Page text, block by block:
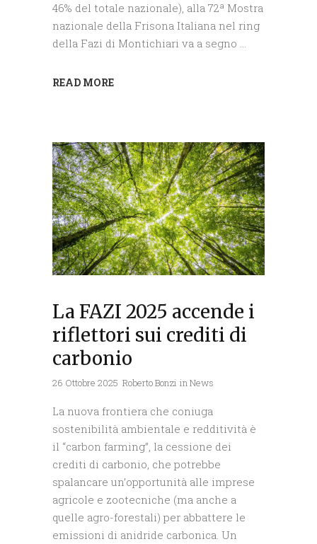
46% del totale nazionale), alla 72ª Mostra
nazionale della Frisona Italiana nel ring
della Fazi di Montichiari va a segno
READ MORE
La FAZI 2025 accende i
riflettori sui crediti di
carbonio
26 Ottobre 2025 Roberto Bonzi in News
La nuova frontiera che coniuga
sostenibilità ambientale e redditività è
il “carbon farming”, la cessione dei
crediti di carbonio, che potrebbe
spalancare un’opportunità alle imprese
agricole e zootecniche (ma anche a
quelle agro-forestali) per abbattere le
emissioni di anidride carbonica. Un